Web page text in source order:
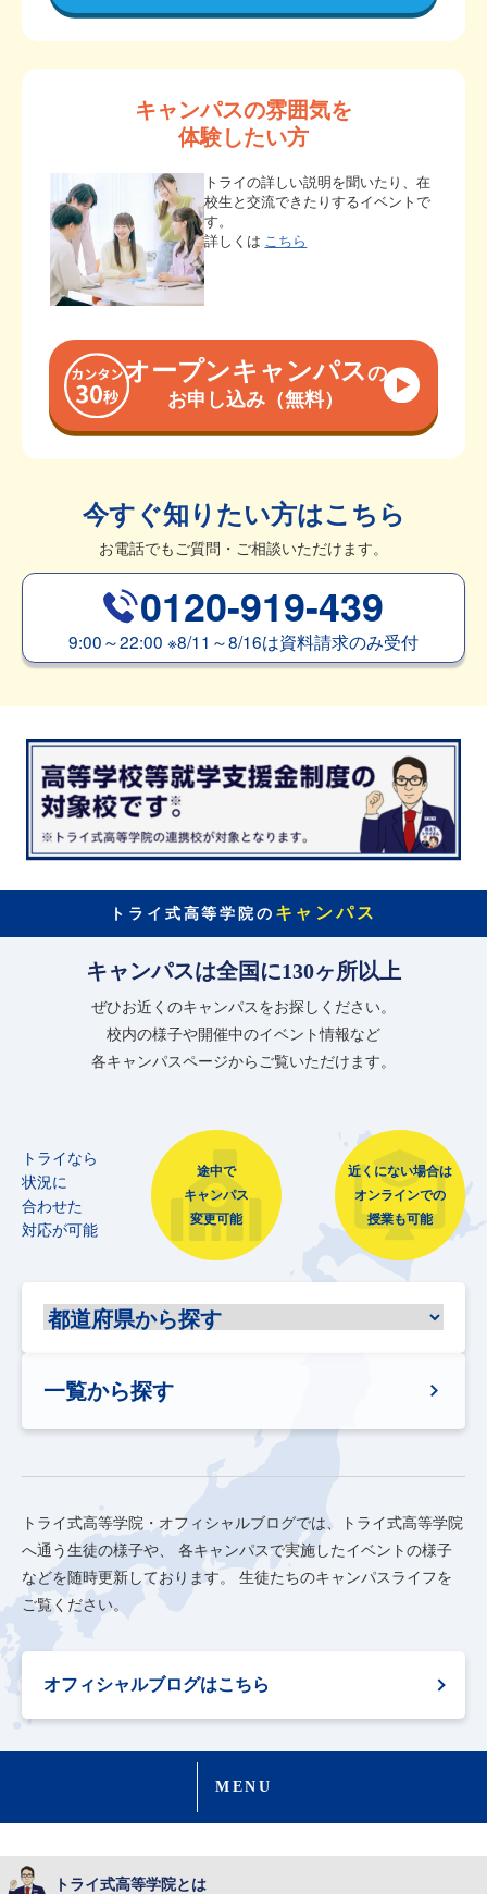
キャンパスの雰囲気を
体験したい方
トライの詳しい説明を聞いたり、在
校生と交流できたりするイベントで
す。
詳しくは こちら
オープンキャンパスの
お申し込み（無料）
今すぐ知りたい方はこちら
お電話でもご質問・ご相談いただけます。
0120-919-439
9:00～22:00 ※8/11～8/16は資料請求のみ受付
トライ式高等学院の キャンパス
キャンパスは全国に130ヶ所以上
ぜひお近くのキャンパスをお探しください。
校内の様子や開催中のイベント情報など
各キャンパスページからご覧いただけます。
トライなら
状況に
合わせた
対応が可能
途中で
キャンパス
変更可能
近くにない場合は
オンラインでの
授業も可能
一覧から探す
トライ式高等学院・オフィシャルブログでは、トライ式高等学院
へ通う生徒の様子や、
各キャンパスで実施したイベントの様子
などを随時更新しております。
生徒たちのキャンパスライフを
ご覧ください。
オフィシャルブログはこちら
MENU
トライ式高等学院とは